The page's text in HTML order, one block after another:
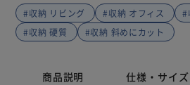
#収納 リビング
#収納 オフィス
#
#収納 硬質
#収納 斜めにカット
商品説明 仕様・サイズ